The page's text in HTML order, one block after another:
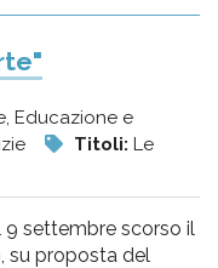
Educazione e
Titoli: Le
9 settembre scorso il
su proposta del